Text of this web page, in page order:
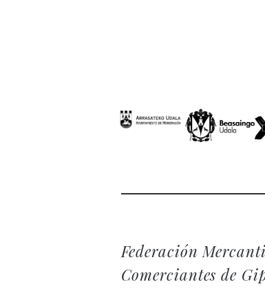
Federación
Comerciantes de